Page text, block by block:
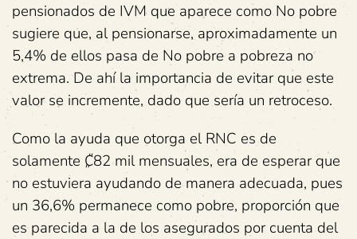
pensionados de IVM que aparece como No pobre
sugiere que, al pensionarse, aproximadamente un
5,4% de ellos pasa de No pobre a pobreza no
extrema. De ahí la importancia de evitar que este
valor se incremente, dado que sería un retroceso.
Como la ayuda que otorga el RNC es de
solamente ₡82 mil mensuales, era de esperar que
no estuviera ayudando de manera adecuada, pues
un 36,6% permanece como pobre, proporción que
es parecida a la de los asegurados por cuenta del